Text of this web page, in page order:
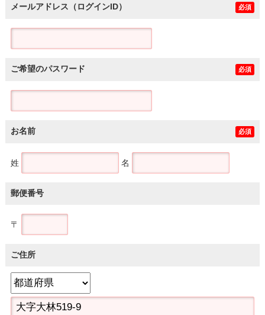
メールアドレス（ログインID） 必須
ご希望のパスワード 必須
お名前 必須
姓 名
郵便番号
〒
ご住所